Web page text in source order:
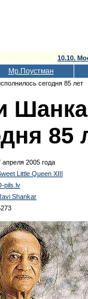
10.10.
Мр.Поустман
сегодня 85 лет
85
апреля 2005 года
Little Queen XIII
pils.lv
Shankar